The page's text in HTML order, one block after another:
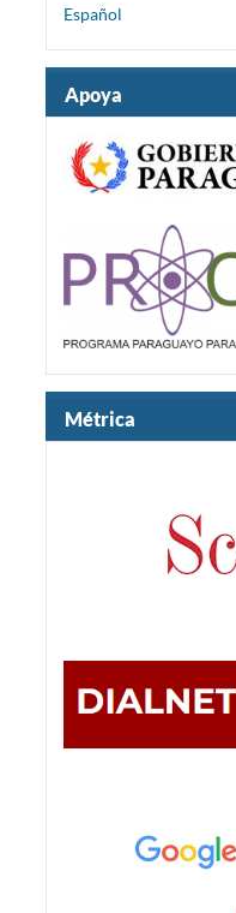
Español
Apoya
Métrica